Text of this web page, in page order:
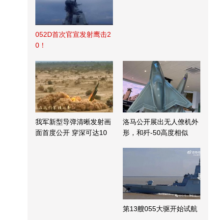
052D首次官宣发射鹰击2
0！
我军新型导弹清晰发射画
面首度公开 穿深可达10
洛马公开展出无人僚机外
形，和歼-50高度相似
第13艘055大驱开始试航